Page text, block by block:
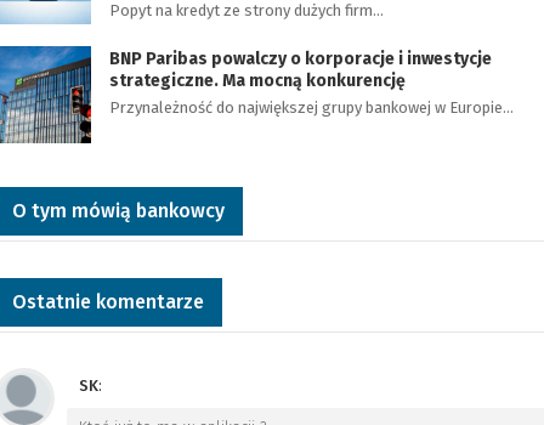
Popyt na kredyt ze strony dużych firm…
BNP Paribas powalczy o korporacje i inwestycje
strategiczne. Ma mocną konkurencję
Przynależność do największej grupy bankowej w Europie…
O tym mówią bankowcy
Ostatnie komentarze
SK: